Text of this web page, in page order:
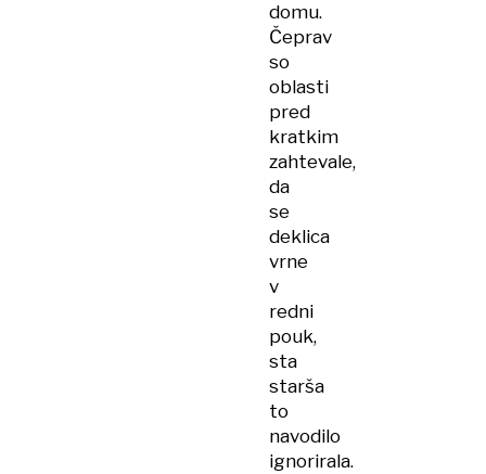
domu.
Čeprav
so
oblasti
pred
kratkim
zahtevale,
da
se
deklica
vrne
v
redni
pouk,
sta
starša
to
navodilo
ignorirala.